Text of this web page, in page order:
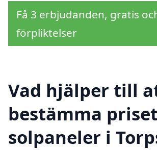
Få 3 erbjudanden, gratis
förpliktelser
Vad hjälper till
bestämma
solpaneler i